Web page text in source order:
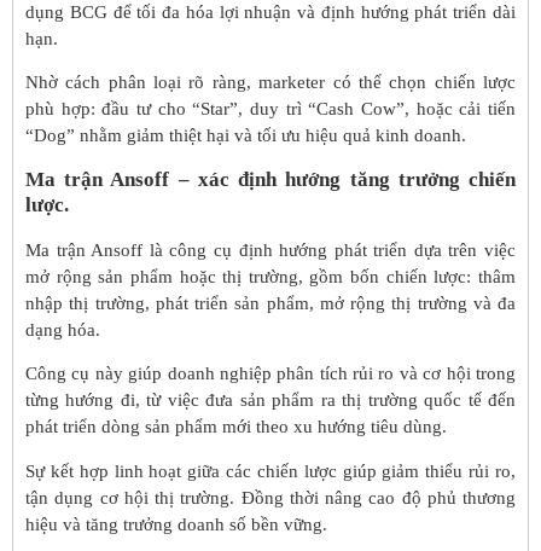
dụng BCG để tối đa hóa lợi nhuận và định hướng phát triển dài
hạn.
Nhờ cách phân loại rõ ràng, marketer có thể chọn chiến lược
phù hợp: đầu tư cho “Star”, duy trì “Cash Cow”, hoặc cải tiến
“Dog” nhằm giảm thiệt hại và tối ưu hiệu quả kinh doanh.
Ma trận Ansoff – xác định hướng tăng trưởng chiến
lược.
Ma trận Ansoff là công cụ định hướng phát triển dựa trên việc
mở rộng sản phẩm hoặc thị trường, gồm bốn chiến lược: thâm
nhập thị trường, phát triển sản phẩm, mở rộng thị trường và đa
dạng hóa.
Công cụ này giúp doanh nghiệp phân tích rủi ro và cơ hội trong
từng hướng đi, từ việc đưa sản phẩm ra thị trường quốc tế đến
phát triển dòng sản phẩm mới theo xu hướng tiêu dùng.
Sự kết hợp linh hoạt giữa các chiến lược giúp giảm thiểu rủi ro,
tận dụng cơ hội thị trường. Đồng thời nâng cao độ phủ thương
hiệu và tăng trưởng doanh số bền vững.